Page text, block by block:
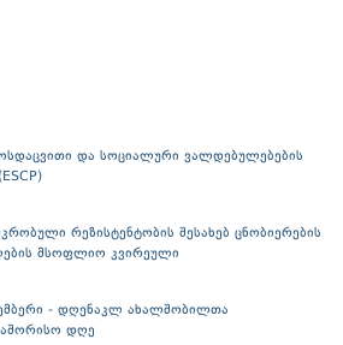
და სოციალური ვალდებულებების
რეზისტენტობის შესახებ ცნობიერების
მსოფლიო კვირეული
- დღენაკლ ახალშობილთა
დღე